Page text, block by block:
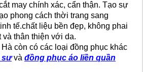
may chính xác, cẩn thận. Tạo sự
phong cách thời trang sang
tế.chất liệu bền đẹp, không phai
và thân thiện với da.
còn có các loại đồng phục khác
sưvà đồng phục áo liền quần